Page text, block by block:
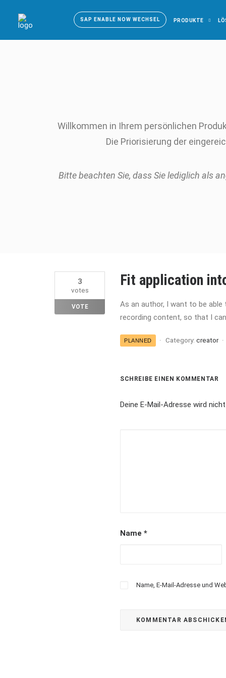
SAP ENABLE NOW WECHSEL PRODUKTE
Willkommen in Ihrem persönlichen
Die Priorisierung der
Bitte beachten Sie, dass Sie lediglich als
3
votes
VOTE
Fit application
As an author, I want to be
recording content, so that I
PLANNED Category: creator
SCHREIBE EINEN KOMMENTAR
Deine E-Mail-Adresse wird
Name *
Name, E-Mail-Adresse und